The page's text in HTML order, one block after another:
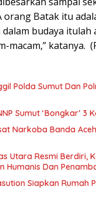
Batak itu
budaya itulah
macam,” katanya.
Polda Sumut Dan
Sumut ‘Bongkar’ 3
Narkoba Banda
Utara Resmi Berdiri,
Humanis Dan
Siapkan Rumah